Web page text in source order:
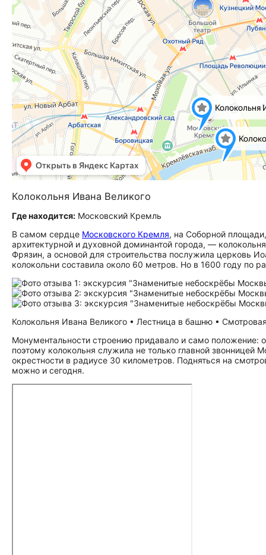
Колокольня Ивана Великого
Где находится: Московский Кремль
В самом сердце Московского Кремля, на Соборной
архитектурной и духовной доминантой города, —
Фрязин, а основой для строительства послужила церковь
колокольни составила около 60 метров. Но в 1600 году по
Колокольня Ивана Великого • Лестница в башню •
Монументальности строению придавало и само
поэтому колокольня служила не только главной
окрестности в радиусе 30 километров. Подняться на
можно и сегодня.